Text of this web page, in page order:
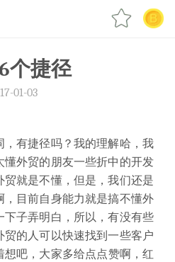
个捷径
01-03
有捷径吗？我的理解哈，我
懂外贸的朋友一些折中的开发
就是不懂，但是，我们还是
目前自身能力就是搞不懂外
下子弄明白，所以，有没有些
的人可以快速找到一些客户
想吧，大家多给点点赞啊，红